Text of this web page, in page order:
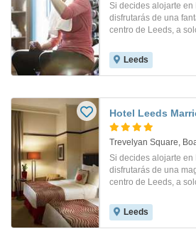
Si decides alojarte
disfrutarás de una
centro de Leeds, a
Leeds
Hotel Leeds
Trevelyan Square,
Si decides alojarte
disfrutarás de una
centro de Leeds, a
Leeds